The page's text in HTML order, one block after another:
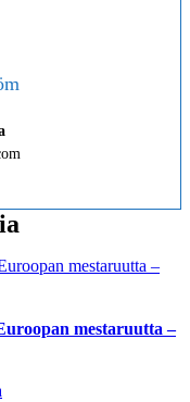
mestaruutta –